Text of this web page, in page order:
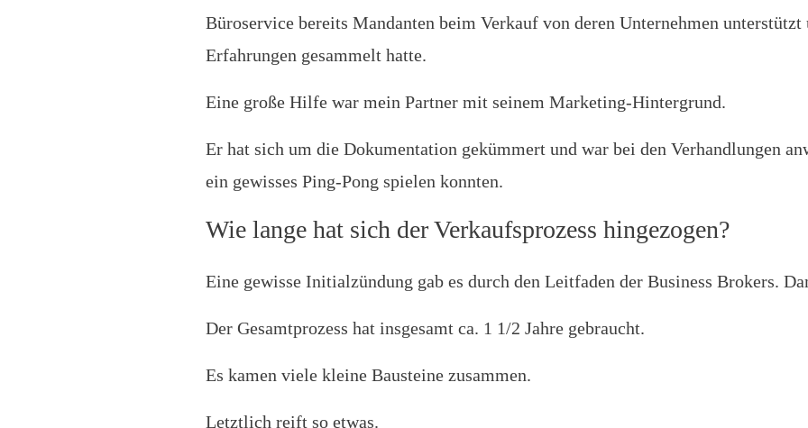
Büroservice bereits Mandanten beim Verkauf von deren Unternehmen
Erfahrungen gesammelt hatte.
Eine große Hilfe war mein Partner mit seinem Marketing-Hintergrund.
Er hat sich um die Dokumentation gekümmert und war bei den Verhandlungen
ein gewisses Ping-Pong spielen konnten.
Wie lange hat sich der Verkaufsprozess hingezogen?
Eine gewisse Initialzündung gab es durch den Leitfaden der Business Brokers.
Der Gesamtprozess hat insgesamt ca. 1 1/2 Jahre gebraucht.
Es kamen viele kleine Bausteine zusammen.
Letztlich reift so etwas.